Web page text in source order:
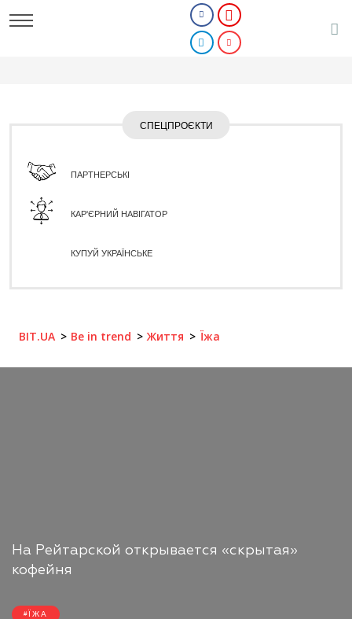
СПЕЦПРОЄКТИ
ПАРТНЕРСЬКІ
КАР'ЄРНИЙ НАВІГАТОР
КУПУЙ УКРАЇНСЬКЕ
BIT.UA Be in trend Життя Їжа
На Рейтарской открывается «скрытая»
кофейня
ЇЖА